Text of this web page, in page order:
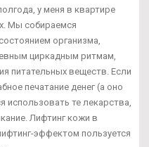
у меня в квартире
Мы собираемся
организма,
циркадным ритмам,
питательных веществ. Если
печатание денег (а оно
использовать те лекарства,
Лифтинг кожи в
эффектом пользуется